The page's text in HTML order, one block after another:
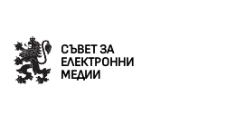
СЪВЕТ ЗА
ЕЛЕКТРОННИ
МЕДИИ